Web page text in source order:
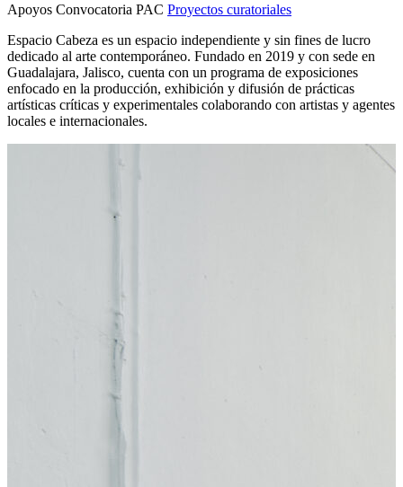
Apoyos Convocatoria PAC Proyectos curatoriales
Espacio Cabeza es un espacio independiente y sin fines de lucro
dedicado al arte contemporáneo. Fundado en 2019 y con sede en
Guadalajara, Jalisco, cuenta con un programa de exposiciones
enfocado en la producción, exhibición y difusión de prácticas
artísticas críticas y experimentales colaborando con artistas y agentes
locales e internacionales.